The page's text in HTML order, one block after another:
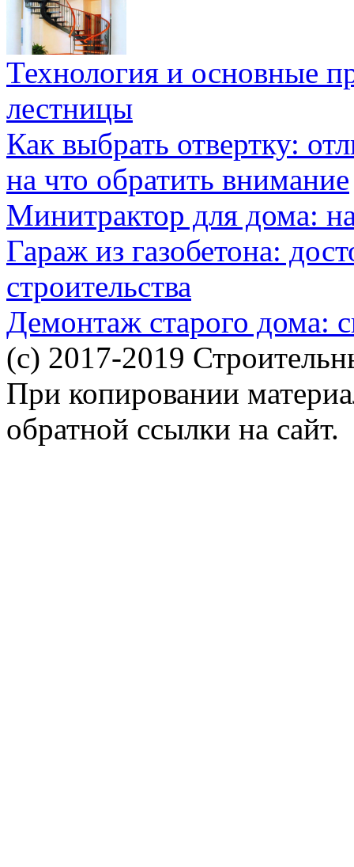
Технология и основные
лестницы
Как выбрать отвертку:
на что обратить внимание
Минитрактор для дома:
Гараж из газобетона:
строительства
Демонтаж старого дома:
(c) 2017-2019
При копировании
обратной ссылки на сайт.